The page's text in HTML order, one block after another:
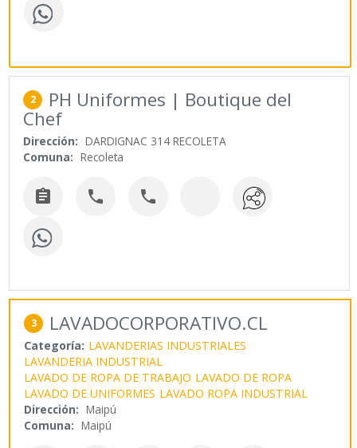
2 PH Uniformes | Boutique del
Chef
Dirección: DARDIGNAC 314 RECOLETA
Comuna: Recoleta
  
3 LAVADOCORPORATIVO.CL
Categoría: LAVANDERIAS INDUSTRIALES
LAVANDERIA INDUSTRIAL
LAVADO DE ROPA DE TRABAJO LAVADO DE ROPA
LAVADO DE UNIFORMES LAVADO ROPA INDUSTRIAL
Dirección: Maipú
Comuna: Maipú